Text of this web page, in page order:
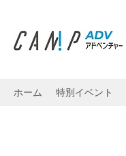
ホーム 特別イベント